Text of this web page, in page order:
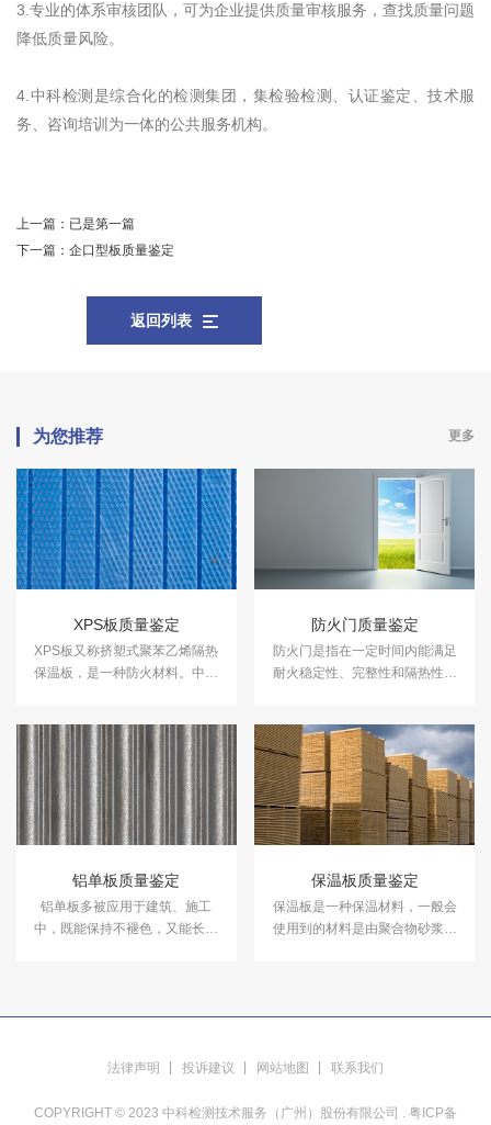
3.专业的体系审核团队，可为企业提供质量审核服务，查找质量问题
降低质量风险。
4.中科检测是综合化的检测集团，集检验检测、认证鉴定、技术服
务、咨询培训为一体的公共服务机构。
上一篇： 已是第一篇
下一篇： 企口型板质量鉴定
返回列表
为您推荐 更多
XPS板质量鉴定
​XPS板又称挤塑式聚苯乙烯隔热
保温板，是一种防火材料。中科
防火门质量鉴定
防火门是指在一定时间内能满足
耐火稳定性、完整性和隔热性要
定耐火性的防火分隔物。中科检
测可提供防火门质量鉴定服务。
铝单板质量鉴定
铝单板多被应用于建筑、施工
中，既能保持不褪色，又能长久
保温板质量鉴定
​保温板是一种保温材料，一般会
使用到的材料是由聚合物砂浆，
质量鉴定服务。
法律声明 投诉建议 网站地图 联系我们
COPYRIGHT © 2023 中科检测技术服务（广州）股份有限公司 . 粤ICP备